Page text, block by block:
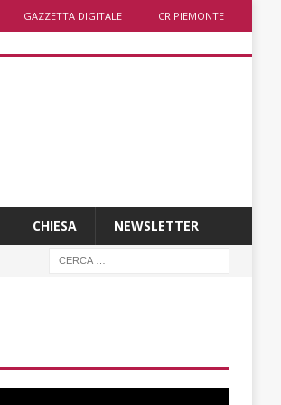
GAZZETTA DIGITALE CR PIEMONTE
CHIESA NEWSLETTER